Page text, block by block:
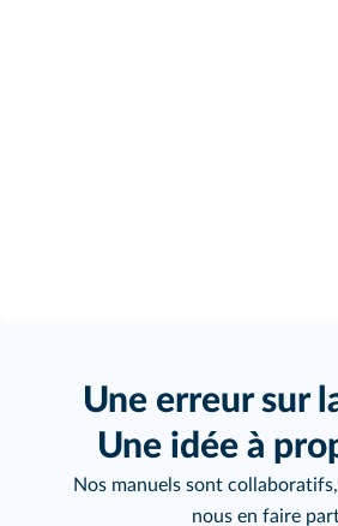
Une erreur sur
Une idée à
Nos manuels sont
nous en faire